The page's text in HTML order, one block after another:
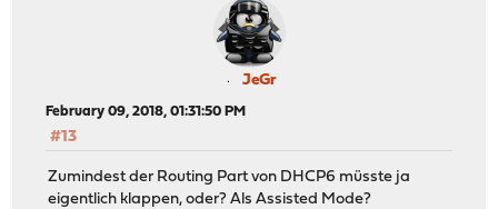
JeGr
February 09, 2018, 01:31:50 PM
#13
Zumindest der Routing Part von DHCP6 müsste ja
eigentlich klappen, oder? Als Assisted Mode?